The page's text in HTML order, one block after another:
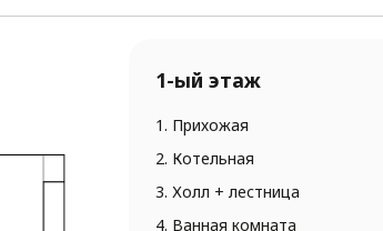
1-ый этаж
1. Прихожая
2. Котельная
3. Холл + лестница
4. Ванная комната